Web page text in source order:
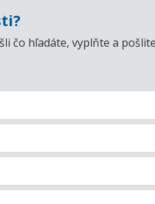
čo hľadáte, vyplňte a